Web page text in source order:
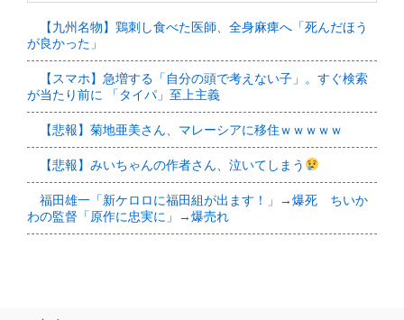
【九州名物】鶏刺し食べた医師、全身麻痺へ「死んだほう
が良かった」
【スマホ】急増する「自分の頭で考えない子」。すぐ検索
が当たり前に 「タイパ」至上主義
【悲報】菊地亜美さん、マレーシアに移住ｗｗｗｗｗ
【悲報】みいちゃんの作者さん、泣いてしまう
福田雄一「新ケロロに福田組が出ます！」→爆死 ちいか
わの監督「原作に忠実に」→爆売れ